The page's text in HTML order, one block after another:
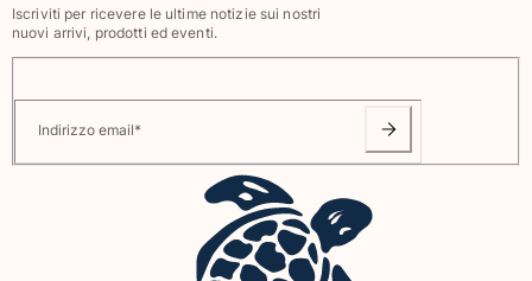
Bermuda
Bambina
Vedi tutti i Bambina
Costumi da bagno
Costumi Interi
Iscriviti per ricevere le ultime notizie sui nostri
nuovi arrivi, prodotti ed eventi.
Indirizzo email*